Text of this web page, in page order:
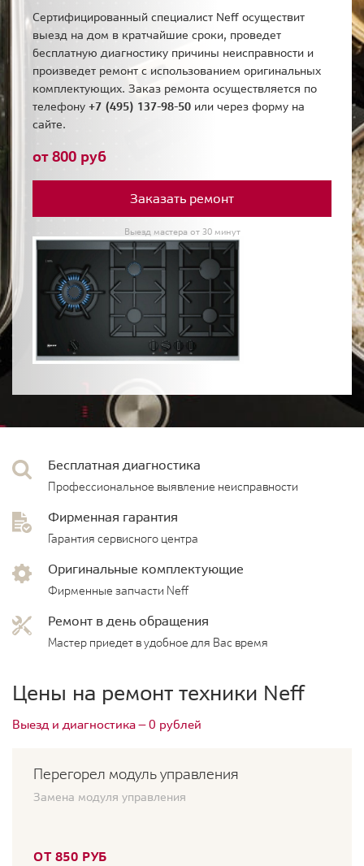
Сертифицированный специалист Neff осуществит
выезд на дом в кратчайшие сроки, проведет
бесплатную диагностику причины неисправности и
произведет ремонт с использованием оригинальных
комплектующих. Заказ ремонта осуществляется по
телефону +7 (495) 137-98-50 или через форму на
сайте.
от 800 руб
Заказать ремонт
Выезд мастера от 30 минут
Бесплатная диагностика
Профессиональное выявление неисправности
Фирменная гарантия
Гарантия сервисного центра
Оригинальные комплектующие
Фирменные запчасти Neff
Ремонт в день обращения
Мастер приедет в удобное для Вас время
Цены на ремонт техники Neff
Выезд и диагностика — 0 рублей
Перегорел модуль управления
Замена модуля управления
ОТ 850 РУБ